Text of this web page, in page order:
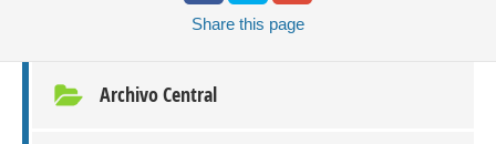
Share this page
Archivo Central